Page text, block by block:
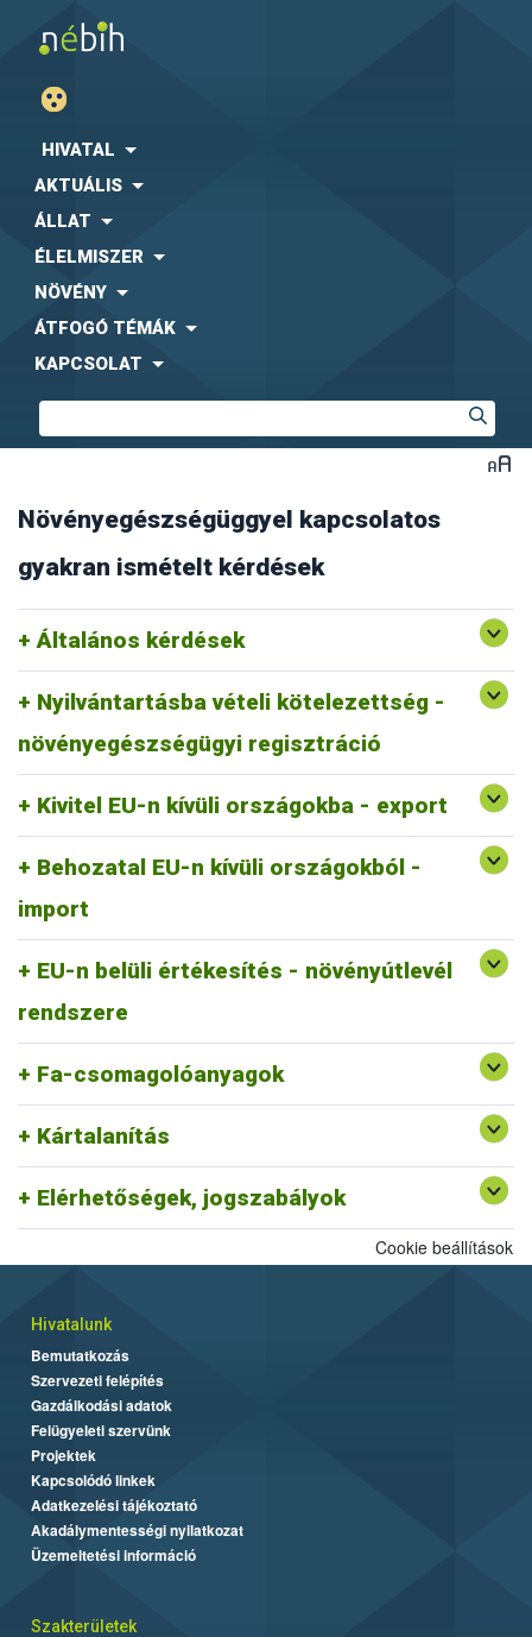
HIVATAL
AKTUÁLIS
ÁLLAT
ÉLELMISZER
NÖVÉNY
ÁTFOGÓ TÉMÁK
KAPCSOLAT
Növényegészségüggyel kapcsolatos
gyakran ismételt kérdések
Általános kérdések
Nyilvántartásba vételi kötelezettség -
növényegészségügyi regisztráció
Kivitel EU-n kívüli országokba - export
Behozatal EU-n kívüli országokból -
import
EU-n belüli értékesítés - növényútlevél
rendszere
Fa-csomagolóanyagok
Kártalanítás
Elérhetőségek, jogszabályok
Cookie beállítások
Hivatalunk
Bemutatkozás
Szervezeti felépítés
Gazdálkodási adatok
Felügyeleti szervünk
Projektek
Kapcsolódó linkek
Adatkezelési tájékoztató
Akadálymentességi nyilatkozat
Üzemeltetési információ
Szakterületek